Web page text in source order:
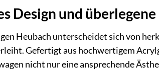
Design und
Heubach unterscheidet sich von
Gefertigt aus hochwertigem
nicht nur eine ansprechende